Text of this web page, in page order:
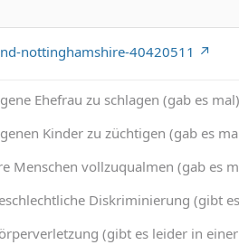
nottinghamshire-40420511
Ehefrau zu schlagen (gab es mal)
Kinder zu züchtigen (gab es
Menschen vollzuqualmen (gab es
Diskriminierung (gibt
(gibt es leider in